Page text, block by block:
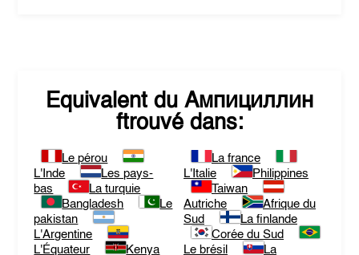
Equivalent du Ампициллин
ftrouvé dans:
Le pérou
L'Inde
Les pays-
bas
La turquie
Bangladesh
Le
pakistan
L'Argentine
L'Équateur
Kenya
La france
L'Italie
Philippines
Taiwan
Autriche
Afrique du
Sud
La finlande
Corée du Sud
Le brésil
La